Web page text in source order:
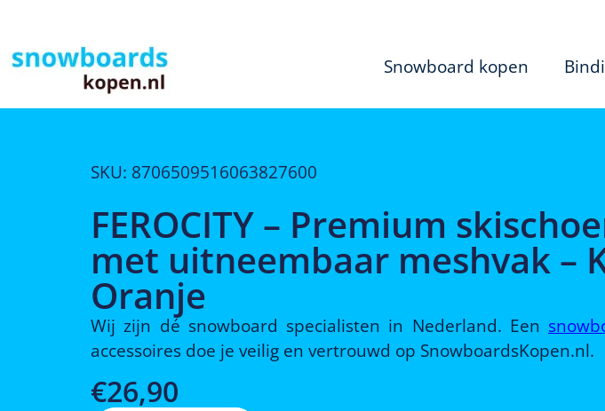
Snowboard kopen
SKU: 8706509516063827600
FEROCITY – Premium
met uitneembaar meshvak –
Oranje
Wij zijn dé snowboard specialisten in Nederland. Een
accessoires doe je veilig en vertrouwd op SnowboardsKopen.nl.
€26,90